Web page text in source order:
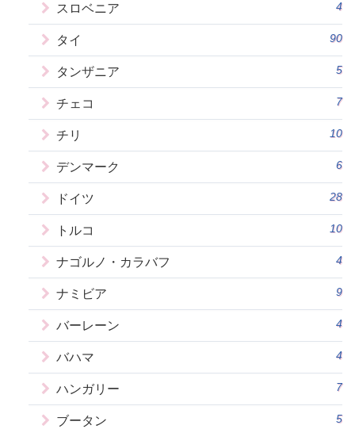
スロベニア 4
タイ 90
タンザニア 5
チェコ 7
チリ 10
デンマーク 6
ドイツ 28
トルコ 10
ナゴルノ・カラバフ 4
ナミビア 9
バーレーン 4
バハマ 4
ハンガリー 7
ブータン 5